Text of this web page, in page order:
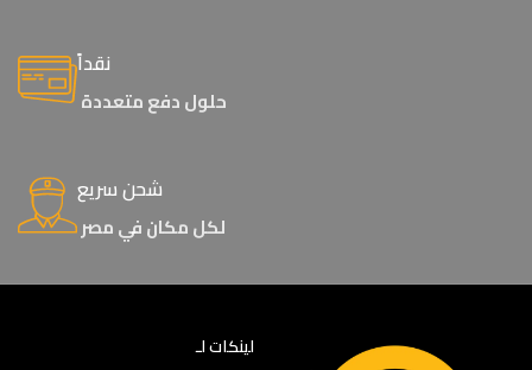
نقداً
حلول دفع متعددة
شحن سريع
لكل مكان في مصر
لينكات لـ